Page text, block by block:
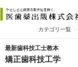
カテゴリ一覧
最新歯科技工士教本
矯正歯科技工学